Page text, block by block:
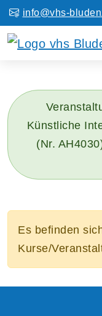
info@vhs-
Künstliche
(Nr.
Es befinden
Kurse/